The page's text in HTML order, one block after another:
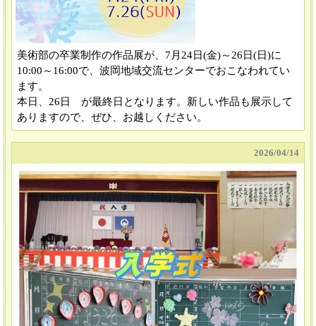
美術部の卒業制作の作品展が、7月24日(金)～26日(日)に
10:00～16:00で、波岡地域交流センターでおこなわれてい
ます。
本日、26日 が最終日となります。新しい作品も展示して
ありますので、ぜひ、お越しください。
2026/04/14